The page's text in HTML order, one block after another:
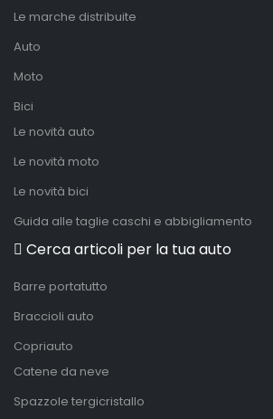
Le marche distribuite
Auto
Moto
Bici
Le novità auto
Le novità moto
Le novità bici
Guida alle taglie caschi e abbigliamento
Cerca articoli per la tua auto
Barre portatutto
Braccioli auto
Copriauto
Catene da neve
Spazzole tergicristallo